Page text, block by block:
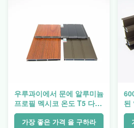
우루과이에서 문에 알루미늄
프로필 멕시코 온도 T5 다양
한 나무 색상
가장 좋은 가격 을 구하라
된
일